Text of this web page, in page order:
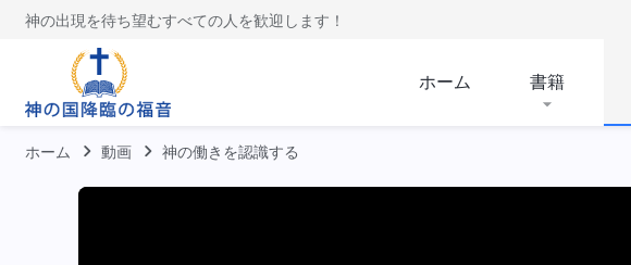
神の出現を待ち望むすべての人を歓迎します！
ホーム 書籍
ホーム 動画 神の働きを認識する